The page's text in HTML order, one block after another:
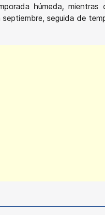
húmeda,
seguida de